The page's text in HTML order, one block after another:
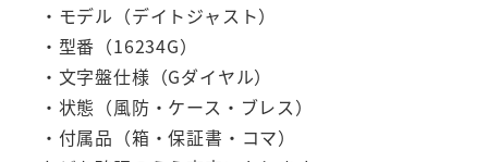
・モデル（デイトジャスト）
・型番（16234G）
・文字盤仕様（Gダイヤル）
・状態（風防・ケース・ブレス）
・付属品（箱・保証書・コマ）